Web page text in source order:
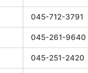
045-712-3791
045-261-9640
045-251-2420